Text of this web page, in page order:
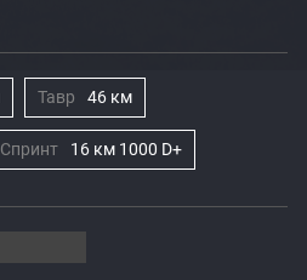
Тавр 46 км
Спринт 16 км 1000 D+